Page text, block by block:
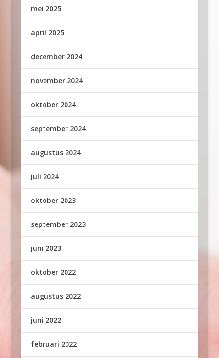
mei 2025
april 2025
december 2024
november 2024
oktober 2024
september 2024
augustus 2024
juli 2024
oktober 2023
september 2023
juni 2023
oktober 2022
augustus 2022
juni 2022
februari 2022